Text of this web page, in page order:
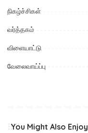
நிகழ்ச்சிகள்
வர்த்தகம்
விளையாட்டு
வேலைவாய்ப்பு
You Might Also Enjoy